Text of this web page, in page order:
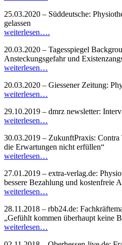
25.03.2020 – Süddeutsche:
gelassen
weiterlesen….
20.03.2020 – Tagesspiegel
Ansteckungsgefahr und
weiterlesen…
20.03.2020 – Giessener Zeitung:
weiterlesen…
29.10.2019 – dmrz newsletter:
weiterlesen…
30.03.2019 – ZukunftPraxis: Contra
die Erwartungen nicht erfüllen“
weiterlesen…
27.01.2019 – extra-verlag.de:
bessere Bezahlung und kostenfreie
weiterlesen…
28.11.2018 – rbb24.de:
„Gefühlt kommen überhaupt keine
weiterlesen…